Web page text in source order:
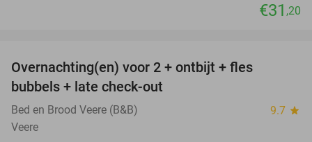
€31 ,20
Overnachting(en) voor 2 + ontbijt + fles
bubbels + late check-out
Bed en Brood Veere (B&B) 9.7 star
Veere